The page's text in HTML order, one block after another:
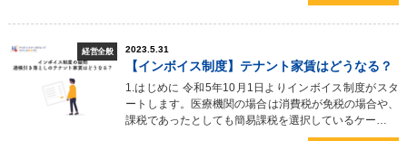
経営全般 2023.5.31
【インボイス制度】テナント家賃はどうなる？
1.はじめに 令和5年10月1日よりインボイス制度がスタ
ートします。医療機関の場合は消費税が免税の場合や、
課税であったとしても簡易課税を選択しているケー…